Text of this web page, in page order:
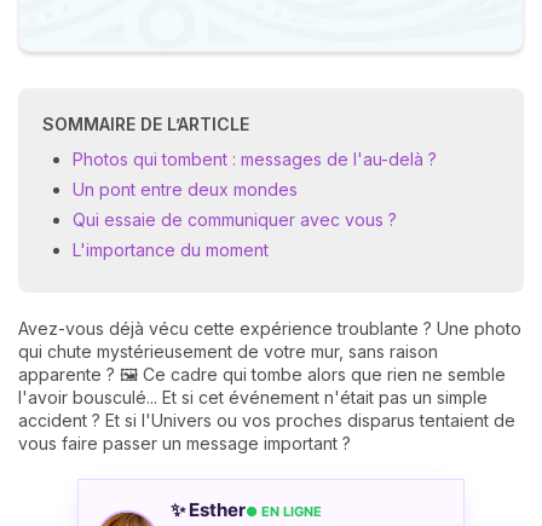
SOMMAIRE DE L’ARTICLE
Photos qui tombent : messages de l'au-delà ?
Un pont entre deux mondes
Qui essaie de communiquer avec vous ?
L'importance du moment
Avez-vous déjà vécu cette expérience troublante ? Une photo
qui chute mystérieusement de votre mur, sans raison
apparente ? 🖼️ Ce cadre qui tombe alors que rien ne semble
l'avoir bousculé... Et si cet événement n'était pas un simple
accident ? Et si l'Univers ou vos proches disparus tentaient de
vous faire passer un message important ?
✨ Esther● EN LIGNE